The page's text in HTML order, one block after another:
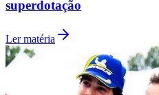
superdotação
Ler matéria